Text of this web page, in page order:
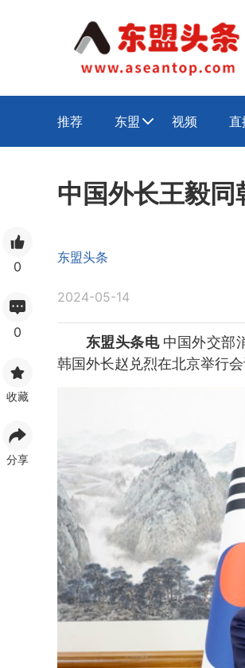
推荐 东盟  视频 直
0
0
收藏
分享
中国外长王毅
东盟头条
2024-05-14
东盟头条电 中国外交部
韩国外长赵兑烈在北京举行会